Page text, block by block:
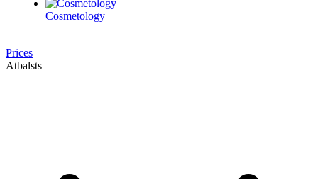
Cosmetology
Prices
Atbalsts